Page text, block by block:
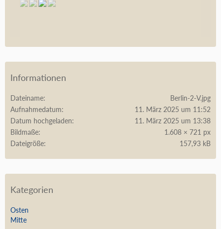
Informationen
Dateiname
Berlin-2-V.jpg
Aufnahmedatum
11. März 2025 um 11:52
Datum hochgeladen
11. März 2025 um 13:38
Bildmaße
1.608 × 721 px
Dateigröße
157,93 kB
Kategorien
Osten
Mitte